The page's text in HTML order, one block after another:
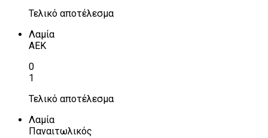
Τελικό αποτέλεσμα
Λαμία
ΑΕΚ
0
1
Τελικό αποτέλεσμα
Λαμία
Παναιτωλικός